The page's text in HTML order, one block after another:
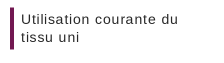
Utilisation courante du
tissu uni